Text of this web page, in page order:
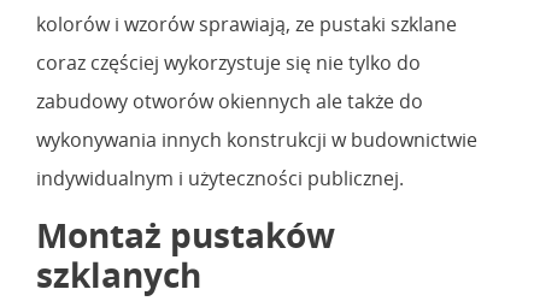
kolorów i wzorów sprawiają, ze pustaki szklane
coraz częściej wykorzystuje się nie tylko do
zabudowy otworów okiennych ale także do
wykonywania innych konstrukcji w budownictwie
indywidualnym i użyteczności publicznej.
Montaż pustaków
szklanych